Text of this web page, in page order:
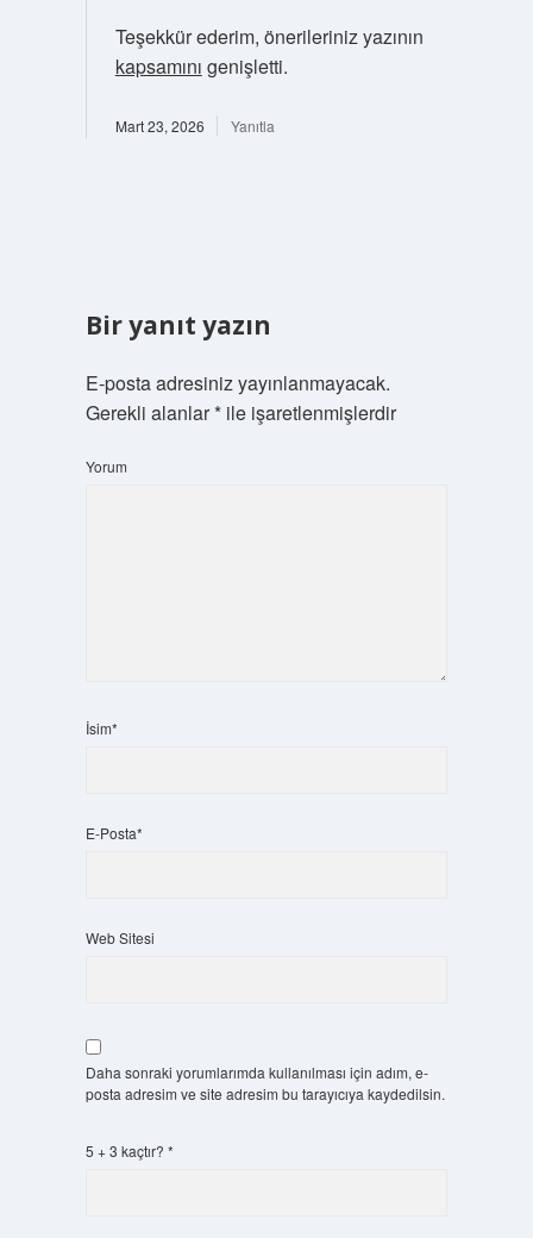
Teşekkür ederim, önerileriniz yazının
kapsamını genişletti.
Mart 23, 2026 Yanıtla
Bir yanıt yazın
E-posta adresiniz yayınlanmayacak.
Gerekli alanlar*ile işaretlenmişlerdir
Yorum
İsim*
E-Posta*
Web Sitesi
Daha sonraki yorumlarımda kullanılması için adım, e-
posta adresim ve site adresim bu tarayıcıya kaydedilsin.
5 + 3 kaçtır? *